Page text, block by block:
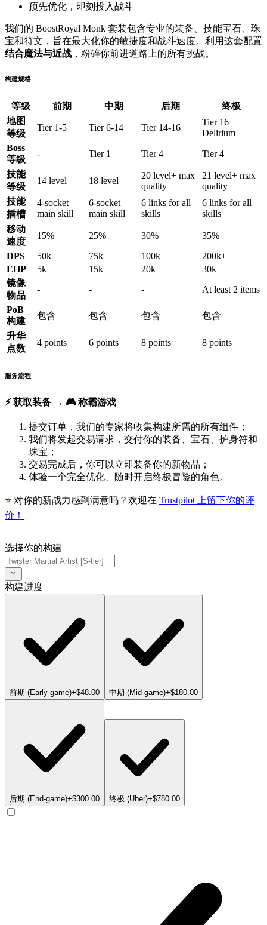
预先优化，即刻投入战斗
我们的 BoostRoyal Monk 套装包含专业的装备、技能宝石、珠
宝和符文，旨在最大化你的敏捷度和战斗速度。利用这套配置
结合魔法与近战 ，粉碎你前进道路上的所有挑战。
构建规格
等级 前期 中期 后期
终极
地图
等级
Tier 1-5 Tier 6-14 Tier 14-16
Tier 16
Delirium
Boss
等级
- Tier 1 Tier 4
Tier 4
技能
等级
14 level 18 level
20 level+ max
quality
21 level+ max
quality
技能
插槽
4-socket
main skill
6-socket
main skill
6 links for all
skills
6 links for all
skills
移动
速度
15% 25% 30%
35%
DPS
50k 75k 100k
200k+
EHP
5k 15k 20k
30k
镜像
物品
- - -
At least 2 items
PoB
构建
包含 包含 包含
包含
升华
点数
4 points 6 points 8 points 8 points
服务流程
⚡ 获取装备 → 🎮 称霸游戏
提交订单，我们的专家将收集构建所需的所有组件；
我们将发起交易请求，交付你的装备、宝石、护身符和
珠宝；
交易完成后，你可以立即装备你的新物品；
体验一个完全优化、随时开启终极冒险的角色。
⭐ 对你的新战力感到满意吗？欢迎在 Trustpilot 上留下你的评
价！
选择你的构建
构建进度
前期 (Early-game)+$48.00 中期 (Mid-game)+$180.00
后期 (End-game)+$300.00 终极 (Uber)+$780.00